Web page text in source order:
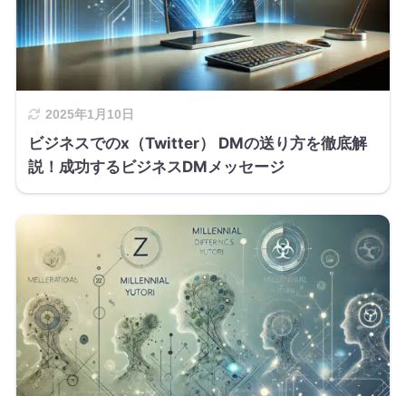
2025年1月10日
ビジネスでのx（Twitter） DMの送り方を徹底解
説！成功するビジネスDMメッセージ